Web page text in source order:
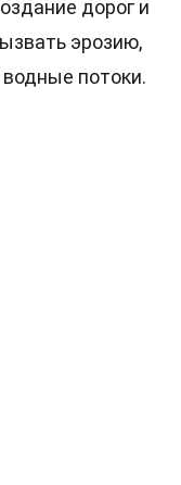
дорог и
эрозию,
потоки.